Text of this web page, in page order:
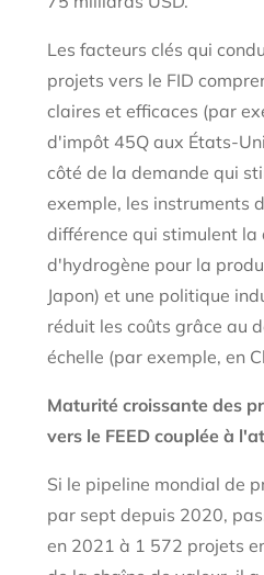
Les facteurs clés qui
projets vers le FID
claires et efficaces (par
d'impôt 45Q aux États-
côté de la demande qui
exemple, les instruments
différence qui stimulent la
d'hydrogène pour la
Japon) et une politique
réduit les coûts grâce au
échelle (par exemple, en
Maturité croissante des
vers le FEED couplée à
Si le pipeline mondial de
par sept depuis 2020,
en 2021 à 1 572 projets